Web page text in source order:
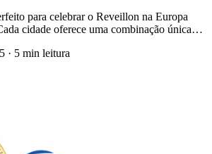
para celebrar o Reveillon na Europa
cidade oferece uma combinação única…
· 5 min leitura